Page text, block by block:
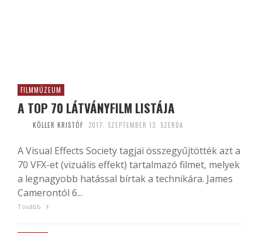
FILMMÚZEUM
A TOP 70 LÁTVÁNYFILM LISTÁJA
KÖLLER KRISTÓF 2017. SZEPTEMBER 13. SZERDA
A Visual Effects Society tagjai összegyűjtötték azt a
70 VFX-et (vizuális effekt) tartalmazó filmet, melyek
a legnagyobb hatással bírtak a technikára. James
Camerontól 6...
Tovább